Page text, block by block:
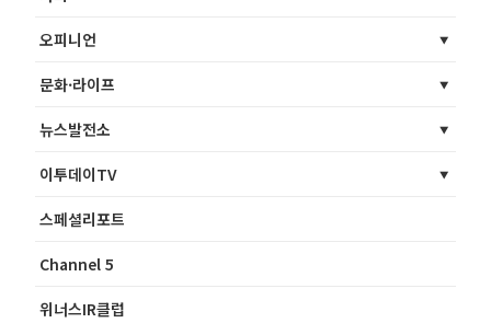
오피니언
문화·라이프
뉴스발전소
이투데이TV
스페셜리포트
Channel 5
위너스IR클럽